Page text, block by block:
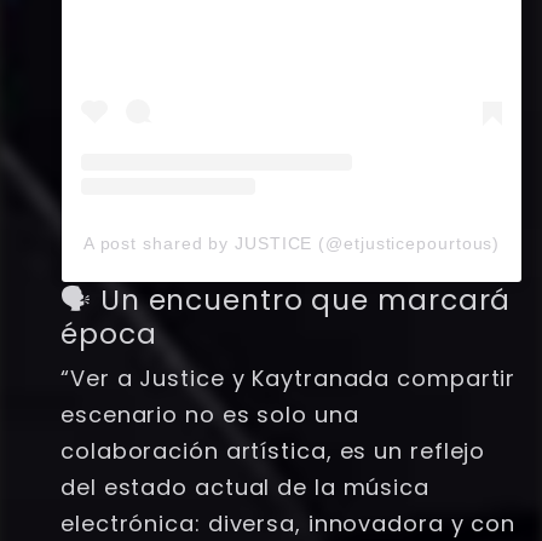
A post shared by JUSTICE (@etjusticepourtous)
🗣️ Un encuentro que marcará
época
“Ver a Justice y Kaytranada compartir
escenario no es solo una
colaboración artística, es un reflejo
del estado actual de la música
electrónica: diversa, innovadora y con